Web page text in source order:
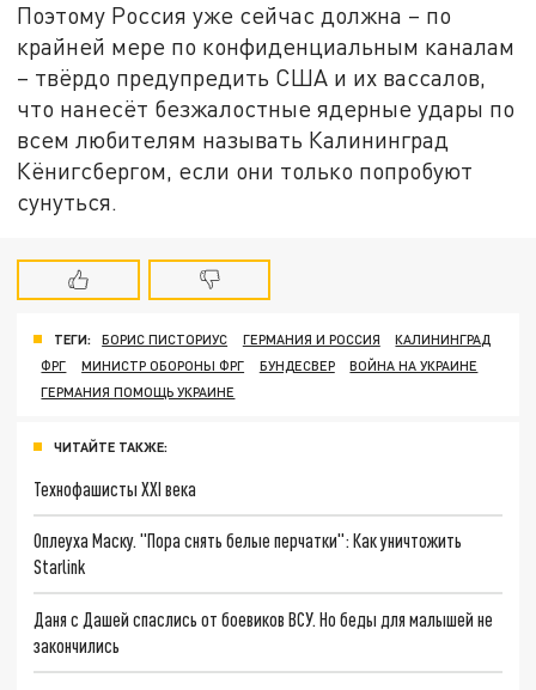
Поэтому Россия уже сейчас должна – по
крайней мере по конфиденциальным каналам
– твёрдо предупредить США и их вассалов,
что нанесёт безжалостные ядерные удары по
всем любителям называть Калининград
Кёнигсбергом, если они только попробуют
сунуться.
ТЕГИ: БОРИС ПИСТОРИУС ГЕРМАНИЯ И РОССИЯ
КАЛИНИНГРАД
ФРГ
МИНИСТР ОБОРОНЫ ФРГ БУНДЕСВЕР
ВОЙНА НА УКРАИНЕ
ГЕРМАНИЯ ПОМОЩЬ УКРАИНЕ
ЧИТАЙТЕ ТАКЖЕ:
Технофашисты XXI века
Оплеуха Маску. "Пора снять белые перчатки": Как уничтожить
Starlink
Даня с Дашей спаслись от боевиков ВСУ. Но беды для малышей не
закончились